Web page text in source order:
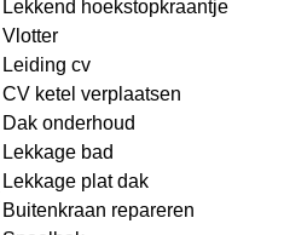
Lekkend hoekstopkraantje
Vlotter
Leiding cv
CV ketel verplaatsen
Dak onderhoud
Lekkage bad
Lekkage plat dak
Buitenkraan repareren